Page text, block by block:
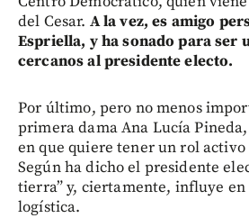
del Cesar. A la vez, es amigo
Espriella, y ha sonado para ser
cercanos al presidente electo.
Por último, pero no menos
primera dama Ana Lucía
en que quiere tener un rol activo
Según ha dicho el presidente
tierra” y, ciertamente, influye en
logística.